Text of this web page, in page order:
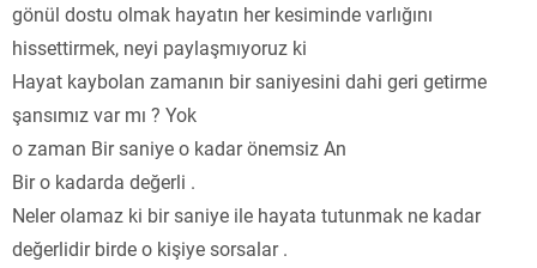
gönül dostu olmak hayatın her kesiminde varlığını
hissettirmek, neyi paylaşmıyoruz ki
Hayat kaybolan zamanın bir saniyesini dahi geri getirme
şansımız var mı ? Yok
o zaman Bir saniye o kadar önemsiz An
Bir o kadarda değerli .
Neler olamaz ki bir saniye ile hayata tutunmak ne kadar
değerlidir birde o kişiye sorsalar .